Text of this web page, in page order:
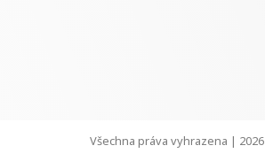
Všechna práva vyhrazena | 2026